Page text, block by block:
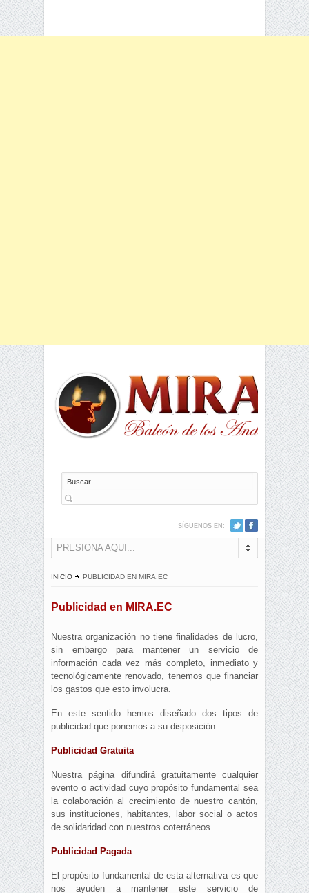
Buscar
SÍGUENOS EN:
PRESIONA AQUI...
INICIO PUBLICIDAD EN MIRA.EC
Publicidad en MIRA.EC
Nuestra organización no tiene finalidades de lucro,
sin embargo para mantener un servicio de
información cada vez más completo, inmediato y
tecnológicamente renovado, tenemos que financiar
los gastos que esto involucra.
En este sentido hemos diseñado dos tipos de
publicidad que ponemos a su disposición
Publicidad Gratuita
Nuestra página difundirá gratuitamente cualquier
evento o actividad cuyo propósito fundamental sea
la colaboración al crecimiento de nuestro cantón,
sus instituciones, habitantes, labor social o actos
de solidaridad con nuestros coterráneos.
Publicidad Pagada
El propósito fundamental de esta alternativa es que
nos ayuden a mantener este servicio de